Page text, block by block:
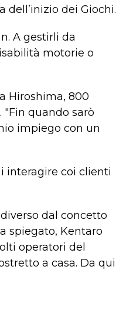
dei Giochi.
A gestirli da
motorie o
Hiroshima, 800
quando sarò
impiego con un
interagire coi clienti
dal concetto
spiegato, Kentaro
operatori del
a casa. Da qui